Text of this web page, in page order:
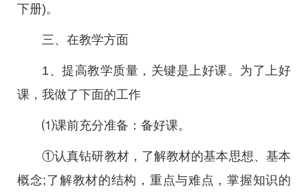
下册)。
三、在教学方面
1、提高教学质量，关键是上好课。为了上好
课，我做了下面的工作
⑴课前充分准备：备好课。
①认真钻研教材，了解教材的基本思想、基本
概念;了解教材的结构，重点与难点，掌握知识的